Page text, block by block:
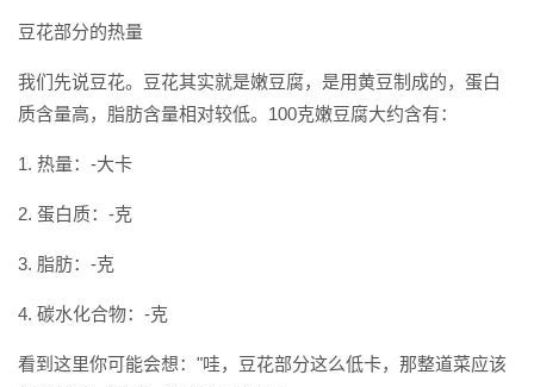
豆花部分的热量
我们先说豆花。豆花其实就是嫩豆腐，是用黄豆制成的，蛋白
质含量高，脂肪含量相对较低。100克嫩豆腐大约含有：
1. 热量：-大卡
2. 蛋白质：-克
3. 脂肪：-克
4. 碳水化合物：-克
看到这里你可能会想："哇，豆花部分这么低卡，那整道菜应该